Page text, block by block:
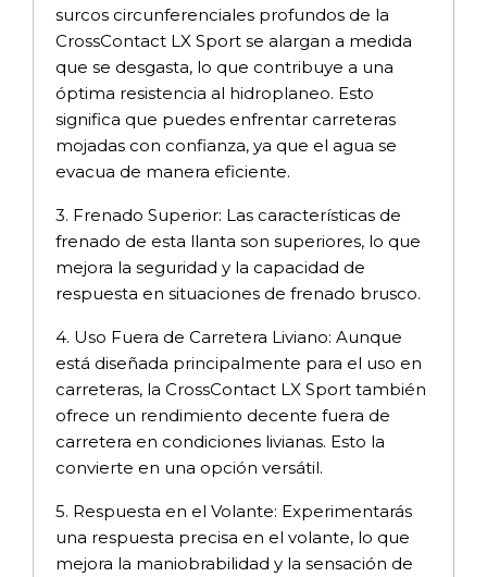
surcos circunferenciales profundos de la
CrossContact LX Sport se alargan a medida
que se desgasta, lo que contribuye a una
óptima resistencia al hidroplaneo. Esto
significa que puedes enfrentar carreteras
mojadas con confianza, ya que el agua se
evacua de manera eficiente.
3. Frenado Superior: Las características de
frenado de esta llanta son superiores, lo que
mejora la seguridad y la capacidad de
respuesta en situaciones de frenado brusco.
4. Uso Fuera de Carretera Liviano: Aunque
está diseñada principalmente para el uso en
carreteras, la CrossContact LX Sport también
ofrece un rendimiento decente fuera de
carretera en condiciones livianas. Esto la
convierte en una opción versátil.
5. Respuesta en el Volante: Experimentarás
una respuesta precisa en el volante, lo que
mejora la maniobrabilidad y la sensación de